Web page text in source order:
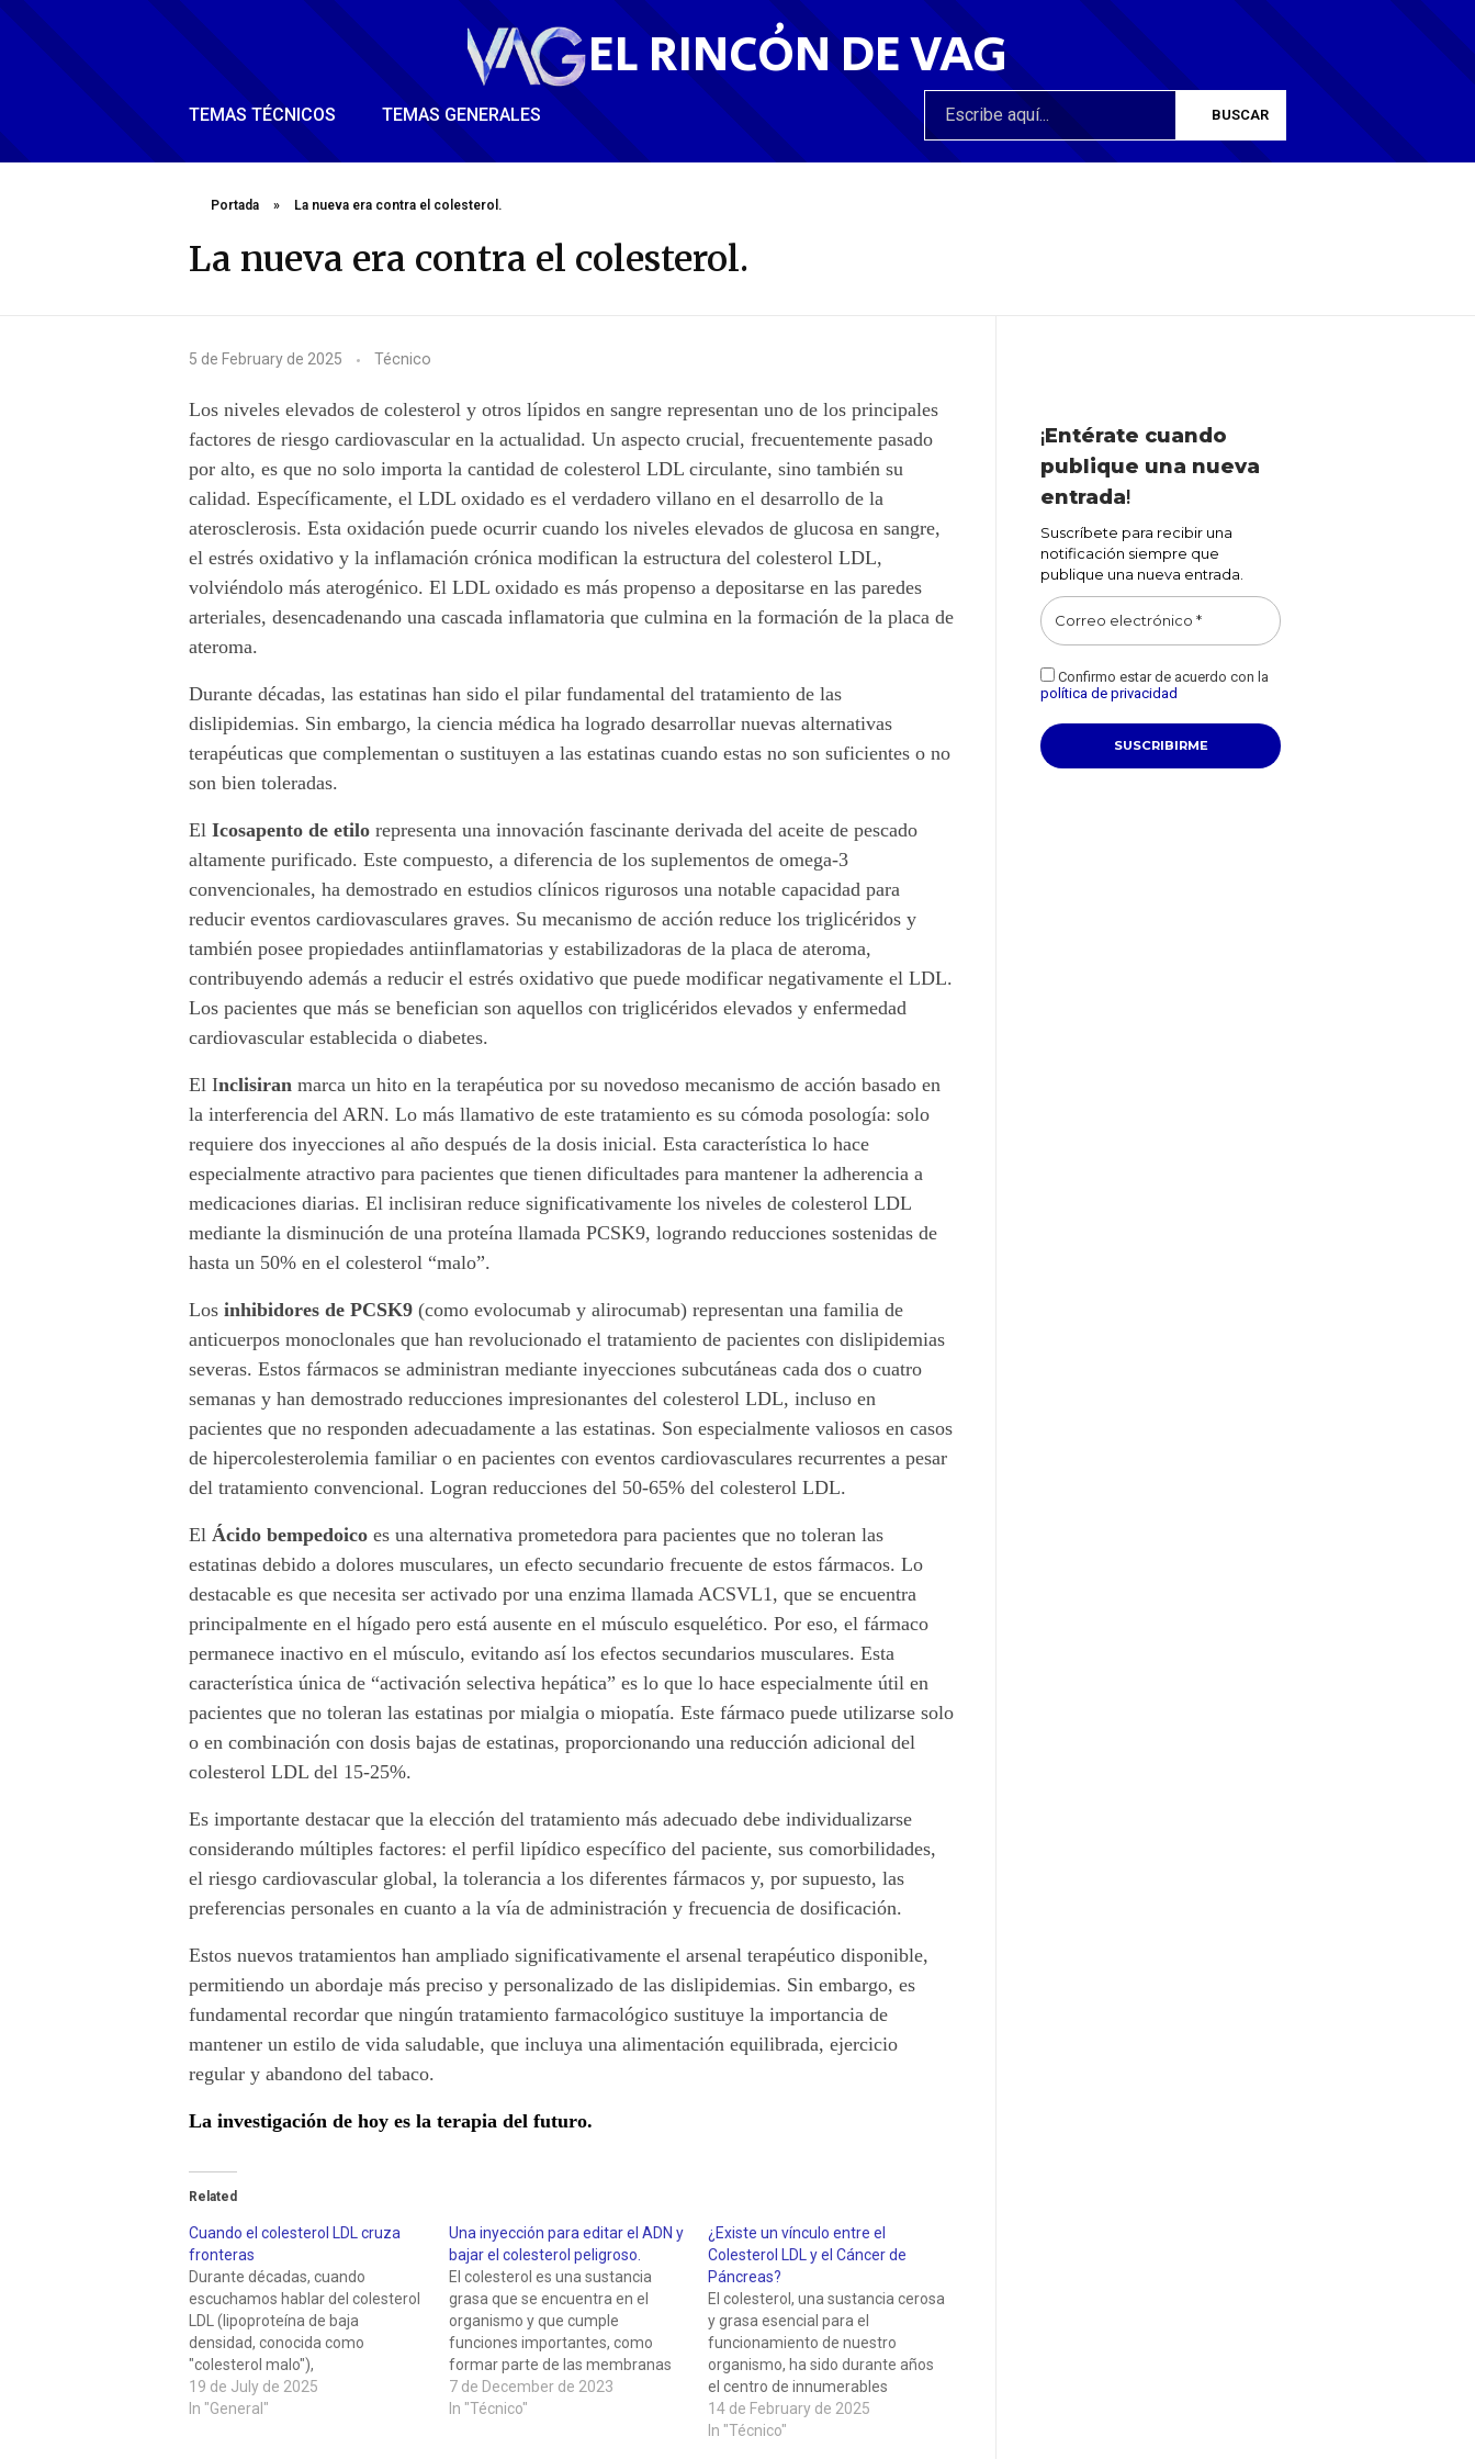
EL RINCÓN DE VAG
TEMAS TÉCNICOS TEMAS GENERALES
Portada » La nueva era contra el colesterol.
La nueva era contra el colesterol.
L
a
n
u
e
v
a
r
a
o
n
t
r
a
e
l
c
o
l
e
s
t
e
r
o
l
.
5 de February de 2025 Técnico
Los niveles elevados de colesterol y otros lípidos en sangre representan uno de los principales
factores de riesgo cardiovascular en la actualidad. Un aspecto crucial, frecuentemente pasado
por alto, es que no solo importa la cantidad de colesterol LDL circulante, sino también su
calidad. Específicamente, el LDL oxidado es el verdadero villano en el desarrollo de la
aterosclerosis. Esta oxidación puede ocurrir cuando los niveles elevados de glucosa en sangre,
el estrés oxidativo y la inflamación crónica modifican la estructura del colesterol LDL,
volviéndolo más aterogénico. El LDL oxidado es más propenso a depositarse en las paredes
arteriales, desencadenando una cascada inflamatoria que culmina en la formación de la placa de
ateroma.
Durante décadas, las estatinas han sido el pilar fundamental del tratamiento de las
dislipidemias. Sin embargo, la ciencia médica ha logrado desarrollar nuevas alternativas
terapéuticas que complementan o sustituyen a las estatinas cuando estas no son suficientes o no
son bien toleradas.
El Icosapento de etilo representa una innovación fascinante derivada del aceite de pescado
altamente purificado. Este compuesto, a diferencia de los suplementos de omega-3
convencionales, ha demostrado en estudios clínicos rigurosos una notable capacidad para
reducir eventos cardiovasculares graves. Su mecanismo de acción reduce los triglicéridos y
también posee propiedades antiinflamatorias y estabilizadoras de la placa de ateroma,
contribuyendo además a reducir el estrés oxidativo que puede modificar negativamente el LDL.
Los pacientes que más se benefician son aquellos con triglicéridos elevados y enfermedad
cardiovascular establecida o diabetes.
El Inclisiran marca un hito en la terapéutica por su novedoso mecanismo de acción basado en
la interferencia del ARN. Lo más llamativo de este tratamiento es su cómoda posología: solo
requiere dos inyecciones al año después de la dosis inicial. Esta característica lo hace
especialmente atractivo para pacientes que tienen dificultades para mantener la adherencia a
medicaciones diarias. El inclisiran reduce significativamente los niveles de colesterol LDL
mediante la disminución de una proteína llamada PCSK9, logrando reducciones sostenidas de
hasta un 50% en el colesterol “malo”.
Los inhibidores de PCSK9 (como evolocumab y alirocumab) representan una familia de
anticuerpos monoclonales que han revolucionado el tratamiento de pacientes con dislipidemias
severas. Estos fármacos se administran mediante inyecciones subcutáneas cada dos o cuatro
semanas y han demostrado reducciones impresionantes del colesterol LDL, incluso en
pacientes que no responden adecuadamente a las estatinas. Son especialmente valiosos en casos
de hipercolesterolemia familiar o en pacientes con eventos cardiovasculares recurrentes a pesar
del tratamiento convencional. Logran reducciones del 50-65% del colesterol LDL.
El Ácido bempedoico es una alternativa prometedora para pacientes que no toleran las
estatinas debido a dolores musculares, un efecto secundario frecuente de estos fármacos. Lo
destacable es que necesita ser activado por una enzima llamada ACSVL1, que se encuentra
principalmente en el hígado pero está ausente en el músculo esquelético. Por eso, el fármaco
permanece inactivo en el músculo, evitando así los efectos secundarios musculares. Esta
característica única de “activación selectiva hepática” es lo que lo hace especialmente útil en
pacientes que no toleran las estatinas por mialgia o miopatía. Este fármaco puede utilizarse solo
o en combinación con dosis bajas de estatinas, proporcionando una reducción adicional del
colesterol LDL del 15-25%.
Es importante destacar que la elección del tratamiento más adecuado debe individualizarse
considerando múltiples factores: el perfil lipídico específico del paciente, sus comorbilidades,
el riesgo cardiovascular global, la tolerancia a los diferentes fármacos y, por supuesto, las
preferencias personales en cuanto a la vía de administración y frecuencia de dosificación.
Estos nuevos tratamientos han ampliado significativamente el arsenal terapéutico disponible,
permitiendo un abordaje más preciso y personalizado de las dislipidemias. Sin embargo, es
fundamental recordar que ningún tratamiento farmacológico sustituye la importancia de
mantener un estilo de vida saludable, que incluya una alimentación equilibrada, ejercicio
regular y abandono del tabaco.
La investigación de hoy es la terapia del futuro.
Related
Cuando el colesterol LDL cruza
fronteras
Durante décadas, cuando
escuchamos hablar del colesterol
LDL (lipoproteína de baja
densidad, conocida como
"colesterol malo"),
inmediatamente pensamos en
arterias obstruidas y ataques
19 de July de 2025
In "General"
Una inyección para editar el ADN y
bajar el colesterol peligroso.
El colesterol es una sustancia
grasa que se encuentra en el
organismo y que cumple
funciones importantes, como
formar parte de las membranas
celulares, sintetizar hormonas y
vitaminas, y participar en la
7 de December de 2023
In "Técnico"
¿Existe un vínculo entre el
Colesterol LDL y el Cáncer de
Páncreas?
El colesterol, una sustancia cerosa
y grasa esencial para el
funcionamiento de nuestro
organismo, ha sido durante años
el centro de innumerables
debates en el ámbito de la salud.
Si bien es cierto que niveles
14 de February de 2025
In "Técnico"
¡Entérate cuando
publique una nueva
entrada!
Suscríbete para recibir una
notificación siempre que
publique una nueva entrada.
Confirmo estar de acuerdo con la
política de privacidad